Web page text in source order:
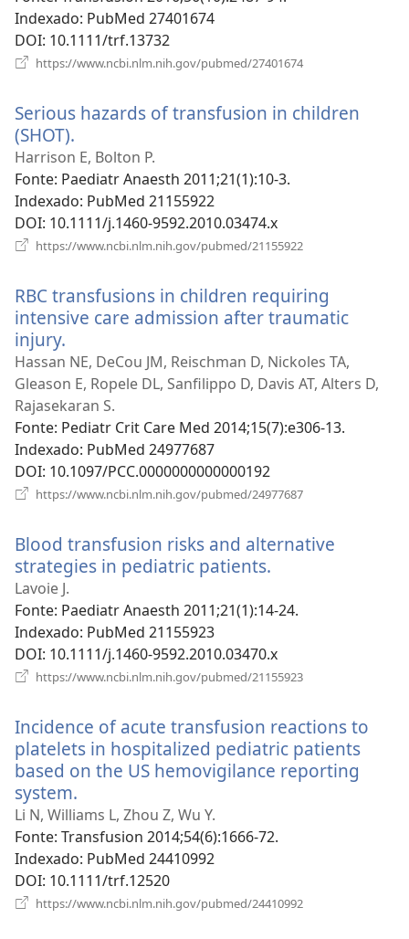
janela)
Indexado‎: PubMed 27401674
DOI‎: 10.1111/trf.13732
https://www.ncbi.nlm.nih.gov/pubmed/27401674
janela)
Serious hazards of transfusion in children
(SHOT).
uma
nova
janela)
Harrison E, Bolton P.
Fonte‎: Paediatr Anaesth 2011;21(1):10-3.
Indexado‎: PubMed 21155922
DOI‎: 10.1111/j.1460-9592.2010.03474.x
https://www.ncbi.nlm.nih.gov/pubmed/21155922
janela)
RBC transfusions in children requiring
intensive care admission after traumatic
injury.
uma
nova
janela)
Hassan NE, DeCou JM, Reischman D, Nickoles TA,
Gleason E, Ropele DL, Sanfilippo D, Davis AT, Alters D,
Rajasekaran S.
Fonte‎: Pediatr Crit Care Med 2014;15(7):e306-13.
Indexado‎: PubMed 24977687
DOI‎: 10.1097/PCC.0000000000000192
https://www.ncbi.nlm.nih.gov/pubmed/24977687
janela)
Blood transfusion risks and alternative
strategies in pediatric patients.
nova
Lavoie J.
Fonte‎: Paediatr Anaesth 2011;21(1):14-24.
Indexado‎: PubMed 21155923
DOI‎: 10.1111/j.1460-9592.2010.03470.x
https://www.ncbi.nlm.nih.gov/pubmed/21155923
janela)
Incidence of acute transfusion reactions to
platelets in hospitalized pediatric patients
based on the US hemovigilance reporting
system.
uma
nova
janela)
Li N, Williams L, Zhou Z, Wu Y.
Fonte‎: Transfusion 2014;54(6):1666-72.
Indexado‎: PubMed 24410992
DOI‎: 10.1111/trf.12520
https://www.ncbi.nlm.nih.gov/pubmed/24410992